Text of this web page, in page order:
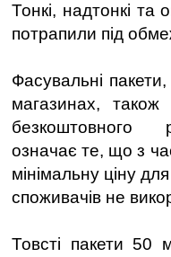
Тонкі, надтонкі та
потрапили під
Фасувальні
магазинах, також
безкоштовного
означає те, що з
мінімальну ціну
споживачів не
Товсті пакети 50